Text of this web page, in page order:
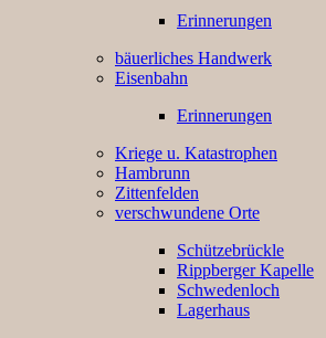
Erinnerungen
bäuerliches Handwerk
Eisenbahn
Erinnerungen
Kriege u. Katastrophen
Hambrunn
Zittenfelden
verschwundene Orte
Schützebrückle
Rippberger Kapelle
Schwedenloch
Lagerhaus